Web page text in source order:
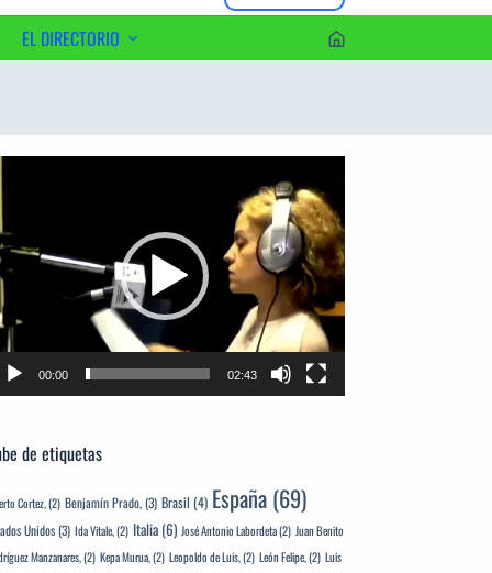
EL DIRECTORIO
00:00 02:43
de etiquetas
Cortez,(2) Benjamín Prado,(3) Brasil (4) España (69)
Unidos(3) Ida Vitale,(2) Italia (6) José Antonio Labordeta(2) Juan Benito
Manzanares,(2) Kepa Murua,(2) Leopoldo de Luis,(2) León Felipe,(2) Luis